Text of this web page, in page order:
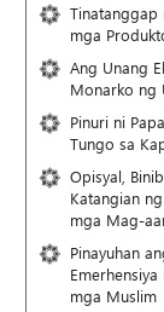
Tinatanggap
mga
Ang Unang
Monarko ng
Pinuri ni
Tungo sa
Opisyal,
Katangian
mga Mag-
Pinayuhan
mga Muslim